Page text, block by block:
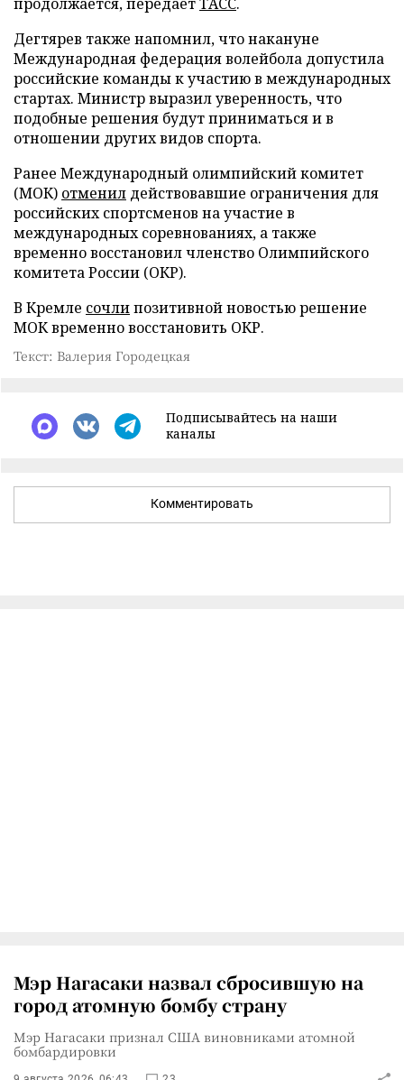
Дегтярев также напомнил, что накануне
Международная федерация волейбола допустила
российские команды к участию в международных
стартах. Министр выразил уверенность, что
подобные решения будут приниматься и в
отношении других видов спорта.
Ранее Международный олимпийский комитет
(МОК) отменил действовавшие ограничения для
российских спортсменов на участие в
международных соревнованиях, а также
временно восстановил членство Олимпийского
комитета России (ОКР).
В Кремле сочлипозитивной новостью решение
МОК временно восстановить ОКР.
Текст: Валерия Городецкая
Подписывайтесь на наши
каналы
Комментировать
Мэр Нагасаки назвал сбросившую на
город атомную бомбу страну
Мэр Нагасаки признал США виновниками атомной
бомбардировки